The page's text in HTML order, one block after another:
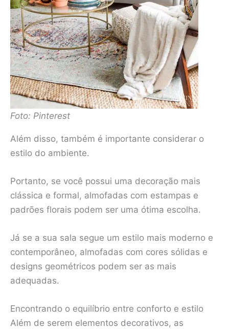
Foto: Pinterest
Além disso, também é importante considerar o
estilo do ambiente.
Portanto, se você possui uma decoração mais
clássica e formal, almofadas com estampas e
padrões florais podem ser uma ótima escolha.
Já se a sua sala segue um estilo mais moderno e
contemporâneo, almofadas com cores sólidas e
designs geométricos podem ser as mais
adequadas.
Encontrando o equilíbrio entre conforto e estilo
Além de serem elementos decorativos, as